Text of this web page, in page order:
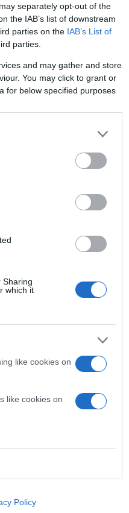
separately opt-out of the
the IAB’s list of downstream
parties on the IAB’s List of
parties.
and may gather and store
You may click to grant or
for below specified purposes
Sharing
which it
like cookies on
like cookies on
Policy
αναζητούν ένα
νοημοσύνης και να
διαθέτει